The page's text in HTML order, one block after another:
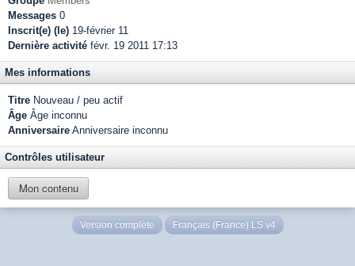
Messages 0
Inscrit(e) (le) 19-février 11
Dernière activité févr. 19 2011 17:13
Mes informations
Titre Nouveau / peu actif
Âge Âge inconnu
Anniversaire Anniversaire inconnu
Contrôles utilisateur
Mon contenu
Version complète Français (France) LS v4